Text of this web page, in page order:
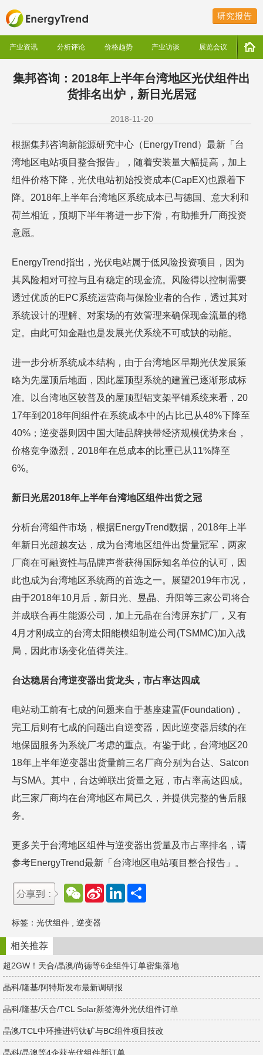
研究报告
产业资讯 分析评论 价格趋势 产业访谈 展览会议
集邦咨询：2018年上半年台湾地区光伏组件出
货排名出炉，新日光居冠
2018-11-20
根据集邦咨询新能源研究中心（EnergyTrend）最新「台
湾地区电站项目整合报告」，随着安装量大幅提高，加上
组件价格下降，光伏电站初始投资成本(CapEX)也跟着下
降。2018年上半年台湾地区系统成本已与德国、意大利和
荷兰相近，预期下半年将进一步下滑，有助推升厂商投资
意愿。
EnergyTrend指出，光伏电站属于低风险投资项目，因为
其风险相对可控与且有稳定的现金流。风险得以控制需要
透过优质的EPC系统运营商与保险业者的合作，透过其对
系统设计的理解、对案场的有效管理来确保现金流量的稳
定。由此可知金融也是发展光伏系统不可或缺的动能。
进一步分析系统成本结构，由于台湾地区早期光伏发展策
略为先屋顶后地面，因此屋顶型系统的建置已逐渐形成标
准。以台湾地区较普及的屋顶型铝支架平铺系统来看，20
17年到2018年间组件在系统成本中的占比已从48%下降至
40%；逆变器则因中国大陆品牌挟带经济规模优势来台，
价格竞争激烈，2018年在总成本的比重已从11%降至
6%。
新日光居2018年上半年台湾地区组件出货之冠
分析台湾组件市场，根据EnergyTrend数据，2018年上半
年新日光超越友达，成为台湾地区组件出货量冠军，两家
厂商在可融资性与品牌声誉获得国际知名单位的认可，因
此也成为台湾地区系统商的首选之一。展望2019年市况，
由于2018年10月后，新日光、昱晶、升阳等三家公司将合
并成联合再生能源公司，加上元晶在台湾屏东扩厂，又有
4月才刚成立的台湾太阳能模组制造公司(TSMMC)加入战
局，因此市场变化值得关注。
台达稳居台湾逆变器出货龙头，市占率达四成
电站动工前有七成的问题来自于基座建置(Foundation)，
完工后则有七成的问题出自逆变器，因此逆变器后续的在
地保固服务为系统厂考虑的重点。有鉴于此，台湾地区20
18年上半年逆变器出货量前三名厂商分别为台达、Satcon
与SMA。其中，台达蝉联出货量之冠，市占率高达四成。
此三家厂商均在台湾地区布局已久，并提供完整的售后服
务。
更多关于台湾地区组件与逆变器出货量及市占率排名，请
参考EnergyTrend最新「台湾地区电站项目整合报告」。
W
e
a
t
S
e
b
o
L
d
n
标签： 光伏组件 逆变器
相关推荐
超2GW！天合/晶澳/尚德等6企组件订单密集落地
晶科/隆基/阿特斯发布最新调研报
晶科/隆基/天合/TCL Solar新签海外光伏组件订单
晶澳/TCL中环推进钙钛矿与BC组件项目技改
晶科/晶澳等4企获光伏组件新订单